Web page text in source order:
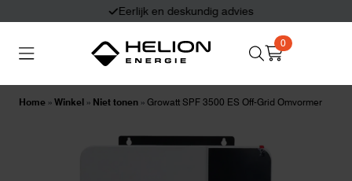
Eerlijk en deskundig advies
0
Home » Winkel » Niet tonen » Growatt SPF 3500 ES Off-Grid Omvormer
Thuisbatterijen Zonnepanelen
Aansluiten,
besturen en meten